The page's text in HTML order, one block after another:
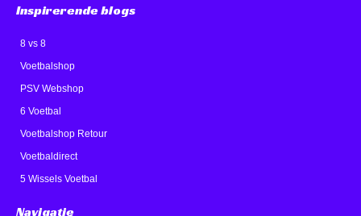
Inspirerende blogs
8 vs 8
Voetbalshop
PSV Webshop
6 Voetbal
Voetbalshop Retour
Voetbaldirect
5 Wissels Voetbal
Navigatie